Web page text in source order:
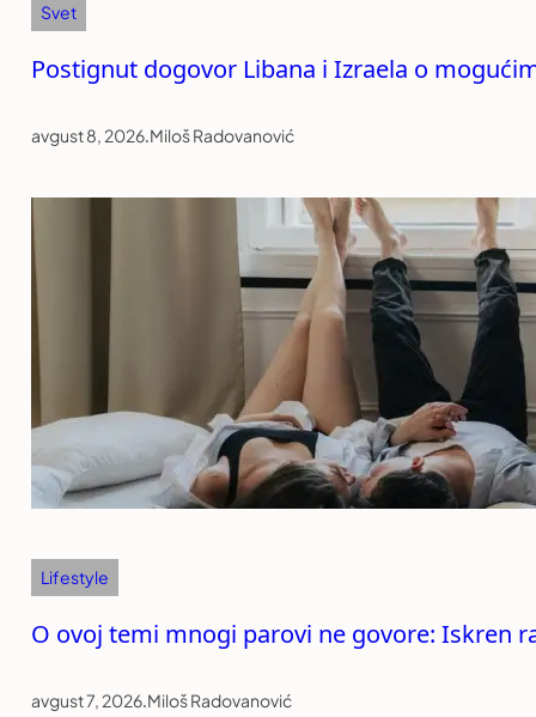
Svet
Postignut dogovor Libana i Izraela o
avgust 8, 2026.Miloš Radovanović
Lifestyle
O ovoj temi mnogi parovi ne govore: Iskren
avgust 7, 2026.Miloš Radovanović